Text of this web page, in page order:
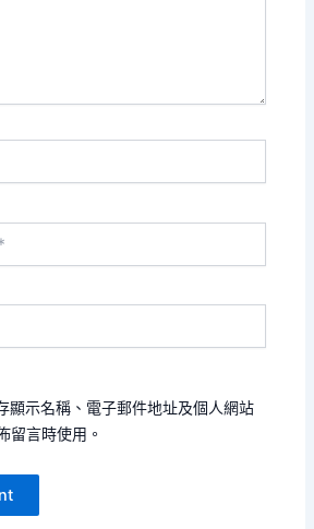
顯示名稱、電子郵件地址及個人網站
留言時使用。